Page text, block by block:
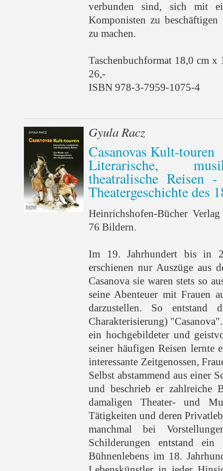
verbunden sind, sich mit
Komponisten zu
zu machen.
Taschenbuchformat 18,0 cm
26,-
ISBN 978-3-7959-1075-4
Gyula Racz
Casanovas Kult-touren
Literarische,
theatralische Reisen
Theatergeschichte des
Heinrichshofen-Bücher
76 Bildern.
Im 19. Jahrhundert bis in
erschienen nur Auszüge aus
Casanova sie waren stets so
seine Abenteuer mit Frauen
darzustellen. So
Charakterisierung)
ein hochgebildeter und
seiner häufigen Reisen lernte
interessante Zeitgenossen,
Selbst abstammend aus einer
und beschrieb er zahlreiche
damaligen Theater- und
Tätigkeiten und deren
manchmal bei
Schilderungen entstand ein
Bühnenlebens im 18.